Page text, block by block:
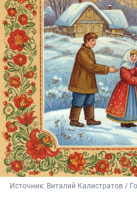
Источник: Виталий Калистратов /